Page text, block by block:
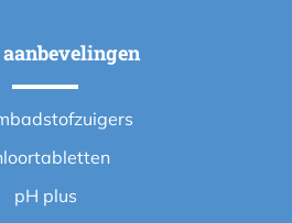
aanbevelingen
pH plus